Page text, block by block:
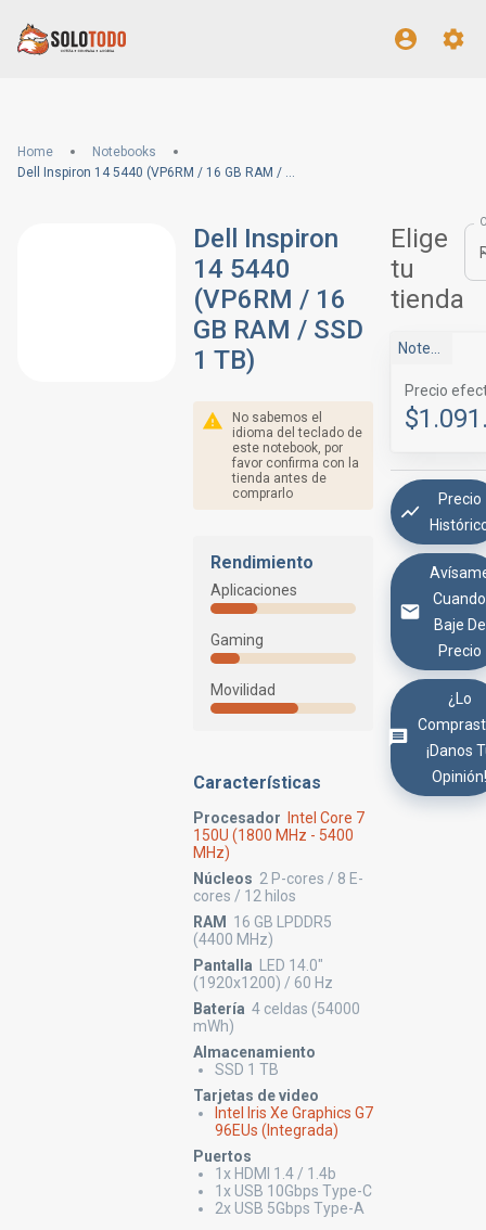
Home
Notebooks
Dell Inspiron 14 5440 (VP6RM / 16 GB RAM / SSD 1 TB)
Dell Inspiron
14 5440
(VP6RM / 16
GB RAM / SSD
1 TB)
No sabemos el
idioma del teclado de
este notebook, por
favor confirma con la
tienda antes de
comprarlo
Rendimiento
Aplicaciones
Gaming
Movilidad
Características
Procesador
Intel Core 7
150U (1800 MHz - 5400
MHz)
Núcleos 2 P-cores / 8 E-
cores / 12 hilos
RAM
16 GB LPDDR5
(4400 MHz)
Pantalla
LED 14.0"
(1920x1200) / 60 Hz
Batería 4 celdas (54000
mWh)
Almacenamiento
SSD 1 TB
Tarjetas de video
Intel Iris Xe Graphics G7
96EUs (Integrada)
Puertos
1x HDMI 1.4 / 1.4b
1x USB 10Gbps Type-C
2x USB 5Gbps Type-A
Elige
tu
tienda
NotebookStore
Precio
Precio
Cuando
Baje De
Precio
¿Lo
¡Danos